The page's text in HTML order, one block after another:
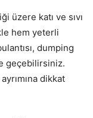
üzere katı ve sıvı
hem yeterli
dumping
geçebilirsiniz.
dikkat